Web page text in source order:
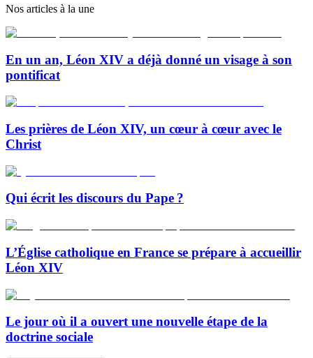
Nos articles à la une
En un an, Léon XIV a déjà donné un visage à son
pontificat
Les prières de Léon XIV, un cœur à cœur avec le
Christ
Qui écrit les discours du Pape ?
L’Église catholique en France se prépare à accueillir
Léon XIV
Le jour où il a ouvert une nouvelle étape de la
doctrine sociale